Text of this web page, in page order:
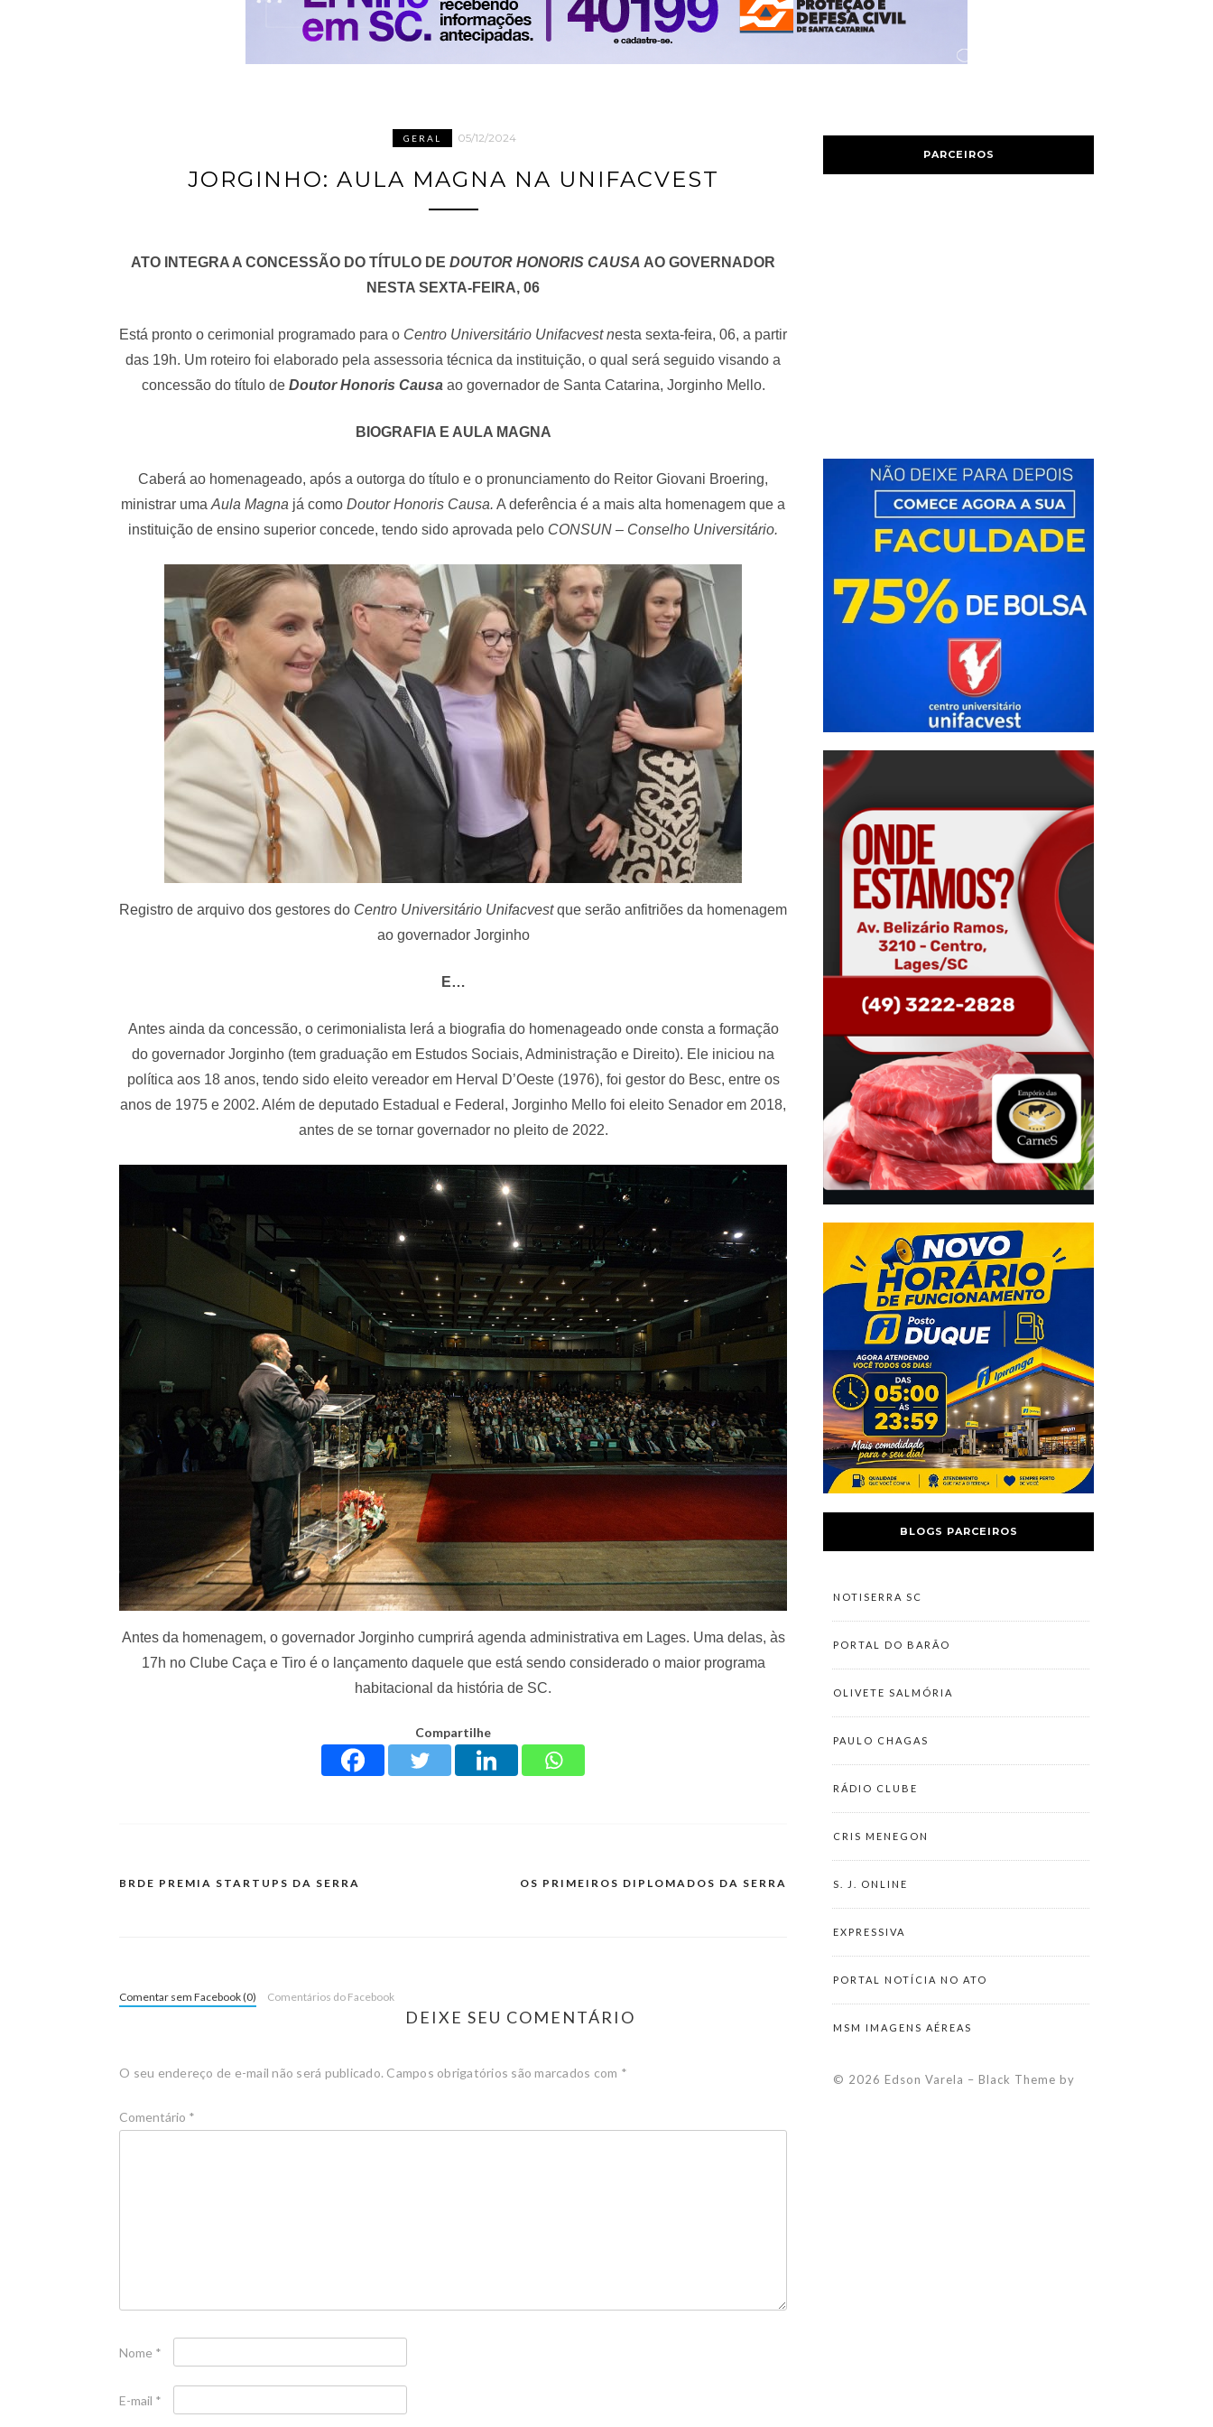
GERAL 05/12/2024
JORGINHO: AULA MAGNA NA UNIFACVEST
ATO INTEGRA A CONCESSÃO DO TÍTULO DE DOUTOR HONORIS CAUSA AO GOVERNADOR
NESTA SEXTA-FEIRA, 06
Está pronto o cerimonial programado para o Centro Universitário Unifacvest nesta sexta-feira, 06, a partir
das 19h. Um roteiro foi elaborado pela assessoria técnica da instituição, o qual será seguido visando a
concessão do título deDoutor Honoris Causaao governador de Santa Catarina, Jorginho Mello.
BIOGRAFIA E AULA MAGNA
Caberá ao homenageado, após a outorga do título e o pronunciamento do Reitor Giovani Broering,
ministrar uma Aula Magna já como Doutor Honoris Causa. A deferência é a mais alta homenagem que a
instituição de ensino superior concede, tendo sido aprovada pelo CONSUN – Conselho Universitário.
Registro de arquivo dos gestores do Centro Universitário Unifacvestque serão anfitriões da homenagem
ao governador Jorginho
E…
Antes ainda da concessão, o cerimonialista lerá a biografia do homenageado onde consta a formação
do governador Jorginho (tem graduação em Estudos Sociais, Administração e Direito). Ele iniciou na
política aos 18 anos, tendo sido eleito vereador em Herval D’Oeste (1976), foi gestor do Besc, entre os
anos de 1975 e 2002. Além de deputado Estadual e Federal, Jorginho Mello foi eleito Senador em 2018,
antes de se tornar governador no pleito de 2022.
Antes da homenagem, o governador Jorginho cumprirá agenda administrativa em Lages. Uma delas, às
17h no Clube Caça e Tiro é o lançamento daquele que está sendo considerado o maior programa
habitacional da história de SC.
Compartilhe
BRDE PREMIA STARTUPS DA SERRA OS PRIMEIROS DIPLOMADOS DA SERRA
DEIXE SEU COMENTÁRIO
Comentar sem Facebook (0) Comentários do Facebook
O seu endereço de e-mail não será publicado. Campos obrigatórios são marcados com *
Comentário *
Nome *
E-mail *
PARCEIROS
BLOGS PARCEIROS
NOTISERRA SC
PORTAL DO BARÃO
OLIVETE SALMÓRIA
PAULO CHAGAS
RÁDIO CLUBE
CRIS MENEGON
S. J. ONLINE
EXPRESSIVA
PORTAL NOTÍCIA NO ATO
MSM IMAGENS AÉREAS
© 2026 Edson Varela – Black Theme by